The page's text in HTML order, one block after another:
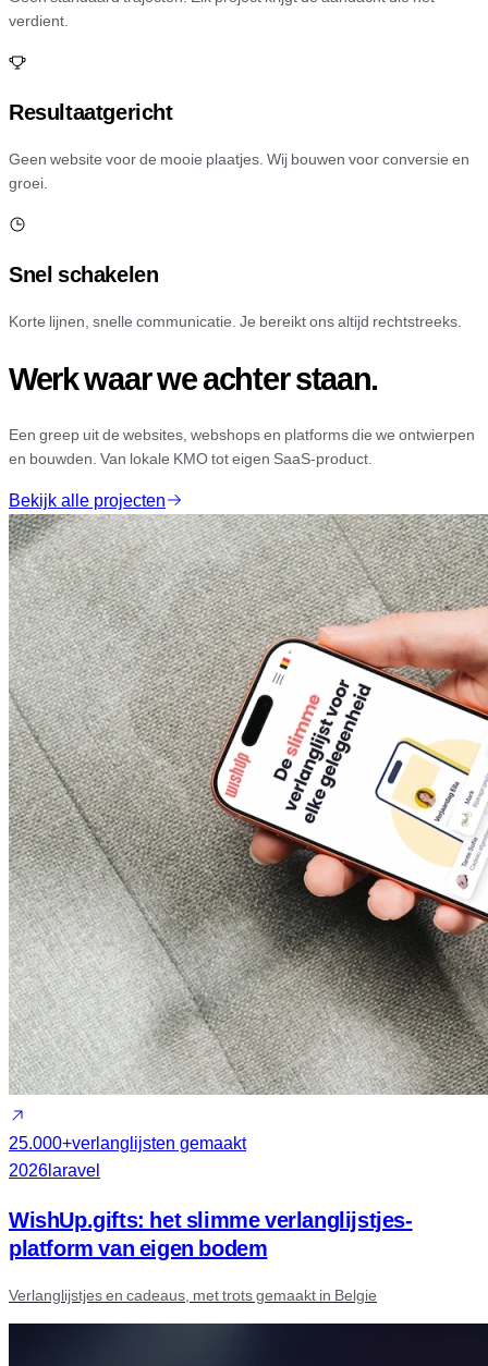
verdient.
Resultaatgericht
Geen website voor de mooie plaatjes. Wij bouwen voor conversie en
groei.
Snel schakelen
Korte lijnen, snelle communicatie. Je bereikt ons altijd rechtstreeks.
Werk waar we achter staan.
Een greep uit de websites, webshops en platforms die we ontwierpen
en bouwden. Van lokale KMO tot eigen SaaS-product.
Bekijk alle projecten
25.000+verlanglijsten gemaakt
2026 laravel
WishUp.gifts: het slimme verlanglijstjes-
platform van eigen bodem
Verlanglijstjes en cadeaus, met trots gemaakt in Belgie